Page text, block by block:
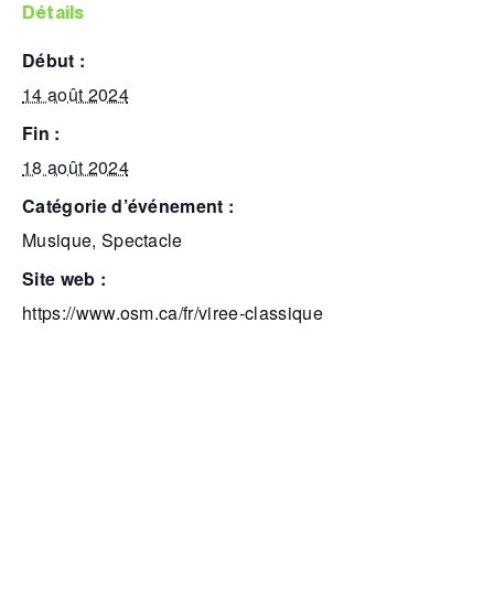
détails
début :
14 août 2024
fin :
18 août 2024
catégorie d’événement :
Musique, Spectacle
site web :
https://www.osm.ca/fr/viree-classique